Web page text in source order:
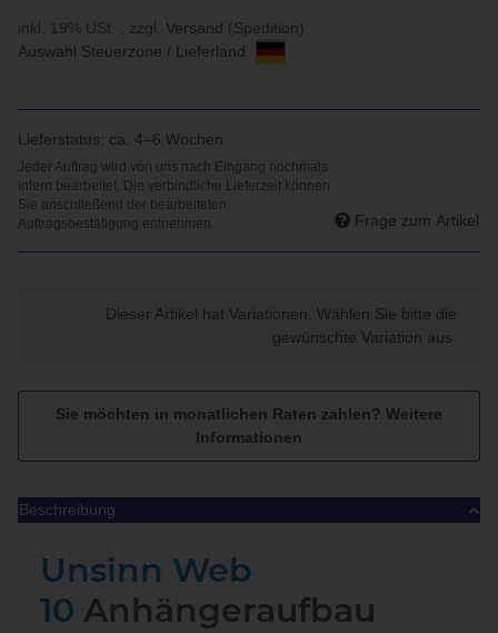
inkl. 19% USt. , zzgl. Versand (Spedition)
Auswahl Steuerzone / Lieferland
Lieferstatus: ca. 4–6 Wochen
Frage zum Artikel
Dieser Artikel hat Variationen. Wählen Sie bitte die
gewünschte Variation aus.
Sie möchten in monatlichen Raten zahlen? Weitere
Informationen
Beschreibung
Unsinn Web
10 Anhängeraufbau